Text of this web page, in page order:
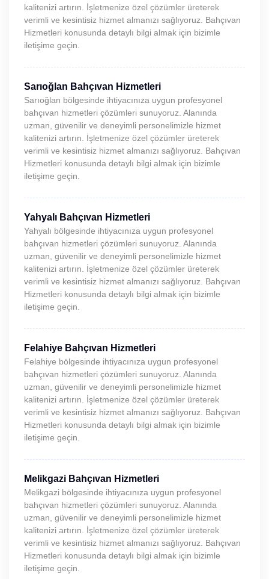
kalitenizi artırın. İşletmenize özel çözümler üreterek
verimli ve kesintisiz hizmet almanızı sağlıyoruz. Bahçıvan
Hizmetleri konusunda detaylı bilgi almak için bizimle
iletişime geçin.
Sarıoğlan Bahçıvan Hizmetleri
Sarıoğlan bölgesinde ihtiyacınıza uygun profesyonel
bahçıvan hizmetleri çözümleri sunuyoruz. Alanında
uzman, güvenilir ve deneyimli personelimizle hizmet
kalitenizi artırın. İşletmenize özel çözümler üreterek
verimli ve kesintisiz hizmet almanızı sağlıyoruz. Bahçıvan
Hizmetleri konusunda detaylı bilgi almak için bizimle
iletişime geçin.
Yahyalı Bahçıvan Hizmetleri
Yahyalı bölgesinde ihtiyacınıza uygun profesyonel
bahçıvan hizmetleri çözümleri sunuyoruz. Alanında
uzman, güvenilir ve deneyimli personelimizle hizmet
kalitenizi artırın. İşletmenize özel çözümler üreterek
verimli ve kesintisiz hizmet almanızı sağlıyoruz. Bahçıvan
Hizmetleri konusunda detaylı bilgi almak için bizimle
iletişime geçin.
Felahiye Bahçıvan Hizmetleri
Felahiye bölgesinde ihtiyacınıza uygun profesyonel
bahçıvan hizmetleri çözümleri sunuyoruz. Alanında
uzman, güvenilir ve deneyimli personelimizle hizmet
kalitenizi artırın. İşletmenize özel çözümler üreterek
verimli ve kesintisiz hizmet almanızı sağlıyoruz. Bahçıvan
Hizmetleri konusunda detaylı bilgi almak için bizimle
iletişime geçin.
Melikgazi Bahçıvan Hizmetleri
Melikgazi bölgesinde ihtiyacınıza uygun profesyonel
bahçıvan hizmetleri çözümleri sunuyoruz. Alanında
uzman, güvenilir ve deneyimli personelimizle hizmet
kalitenizi artırın. İşletmenize özel çözümler üreterek
verimli ve kesintisiz hizmet almanızı sağlıyoruz. Bahçıvan
Hizmetleri konusunda detaylı bilgi almak için bizimle
iletişime geçin.